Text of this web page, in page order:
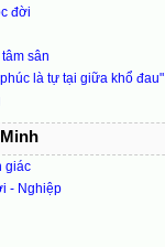
đời
sân
là tự tại giữa khổ đau"
giác
- Nghiệp